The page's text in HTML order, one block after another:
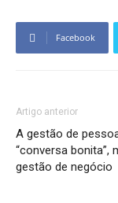
Facebook
Artigo anterior
A gestão de
“conversa bonita”,
gestão de negócio